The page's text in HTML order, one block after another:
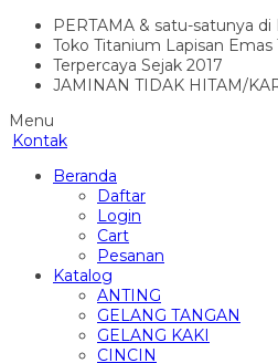
PERTAMA & satu-satunya di
Toko Titanium Lapisan Emas
Terpercaya Sejak 2017
JAMINAN TIDAK HITAM/
Menu
Kontak
Beranda
Daftar
Login
Cart
Pesanan
Katalog
ANTING
GELANG TANGAN
GELANG KAKI
CINCIN